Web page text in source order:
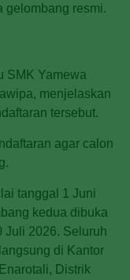
gelombang resmi.
SMK Yamewa
menjelaskan
tersebut.
agar calon
tanggal 1 Juni
kedua dibuka
Juli 2026. Seluruh
di Kantor
Distrik